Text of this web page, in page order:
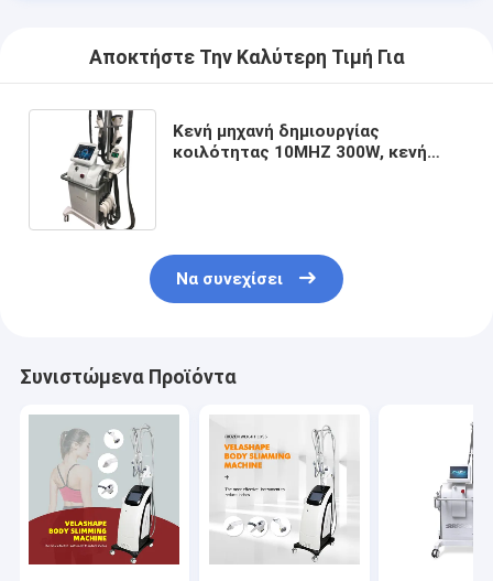
Αποκτήστε Την Καλύτερη Τιμή Για
Κενή μηχανή δημιουργίας
κοιλότητας 10MHZ 300W, κενή
Να συνεχίσει
Συνιστώμενα Προϊόντα